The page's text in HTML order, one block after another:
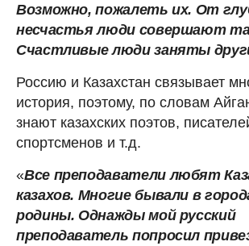
Возможно, пожалеть их. От
несчастья люди совершают
Счастливые люди заняты
Россию и Казахстан связывает
история, поэтому, по словам
знают казахских поэтов,
спортсменов и т.д.
«Все преподаватели любят
казахов. Многие бывали в
родины. Однажды мой русский
преподаватель попросил